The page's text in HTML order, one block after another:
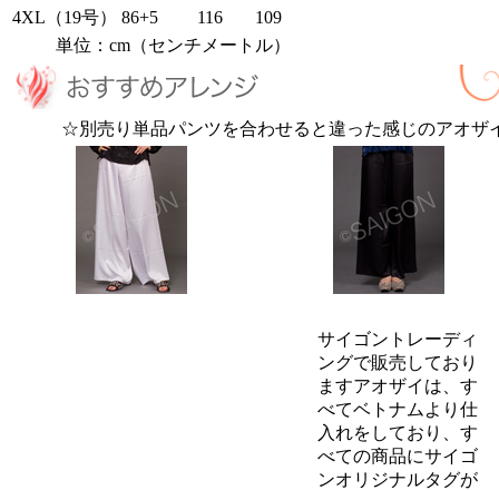
4XL（19号）
86+5 116
109
単位：cm（センチメートル）
☆別売り単品パンツを合わせると違った感じのアオザ
サイゴントレーディ
ングで販売しており
ますアオザイは、す
べてベトナムより仕
入れをしており、す
べての商品にサイゴ
ンオリジナルタグが